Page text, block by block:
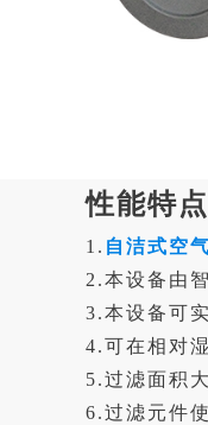
性能特点
1. 自洁式空
2.本设备由
3.本设备可
4.可在相对
5.过滤面积
6.过滤元件